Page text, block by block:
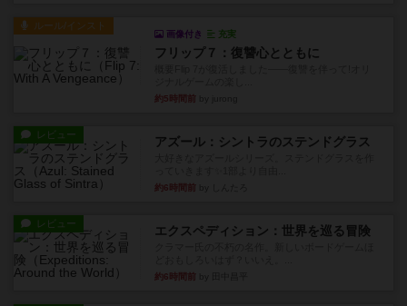
ルール/インスト
画像付き 充実
フリップ７：復讐心とともに
約5時間前
レビュー アズール：シントラのステンドグラス
約6時間前
レビュー エクスペディション：世界を巡る冒険
約6時間前